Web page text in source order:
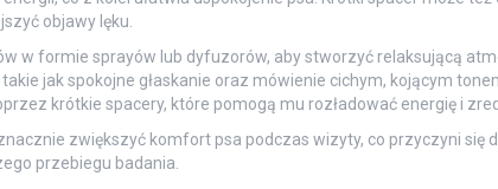
objawy lęku.
w formie sprayów lub dyfuzorów, aby stworzyć relaksującą
jak spokojne głaskanie oraz mówienie cichym, kojącym
krótkie spacery, które pomogą mu rozładować energię i
zwiększyć komfort psa podczas wizyty, co przyczyni się
przebiegu badania.